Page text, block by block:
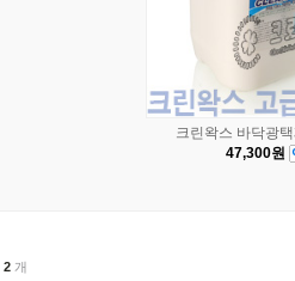
크린왁스 바닥광
47,300원
2 개